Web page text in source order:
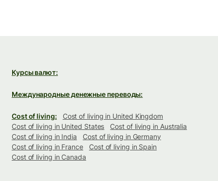
Курсы валют:
Международные денежные переводы:
Cost of living:
Cost of living in United Kingdom
Cost of living in United States
Cost of living in Australia
Cost of living in India
Cost of living in Germany
Cost of living in France
Cost of living in Spain
Cost of living in Canada